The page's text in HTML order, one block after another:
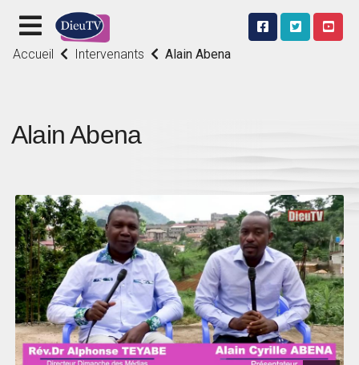
Accueil Intervenants Alain Abena
Alain Abena